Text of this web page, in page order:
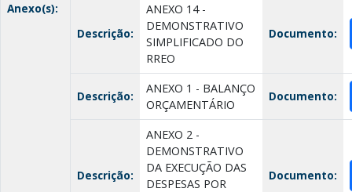
Anexo(s):
Descrição:
ANEXO 14 -
DEMONSTRATIVO
SIMPLIFICADO DO
RREO
Documento:
Descrição:
ANEXO 1 - BALANÇO
ORÇAMENTÁRIO
Documento:
Descrição:
ANEXO 2 -
DEMONSTRATIVO
DA EXECUÇÃO DAS
DESPESAS POR
Documento: